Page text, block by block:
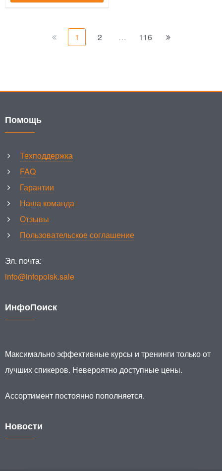
1 2 … 116
Помощь
Техподдержка
FAQ
Гарантии
Наша команда
Отзывы
Пользовательское соглашение
Эл. почта:
info@infopoisk.sale
ИнфоПоиск
Максимально эффективные курсы и тренинги только от
лучших спикеров. Невероятно доступные цены.
Ассортимент постоянно пополняется.
Новости